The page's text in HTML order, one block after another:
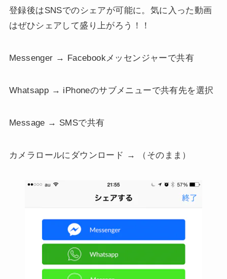
登録後はSNSでのシェアが可能に。気に入った動画
はぜひシェアして盛り上がろう！！
Messenger → Facebookメッセンジャーで共有
Whatsapp → iPhoneのサブメニューで共有先を選択
Message → SMSで共有
カメラロールにダウンロード → （そのまま）